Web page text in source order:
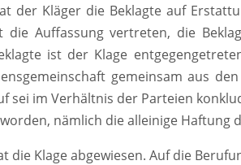
der Kläger die Beklagte auf
die Auffassung vertreten, die
ist der Klage
gemeinsam aus
sei im Verhältnis der Parteien
nämlich die alleinige Haftung
die Klage abgewiesen. Auf die